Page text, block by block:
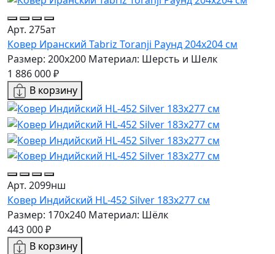
Арт. 275ат
Ковер Иранский Tabriz Toranji Раунд 204x204 см
Размер: 200x200 Материал: Шерсть и Шелк
1 886 000 ₽
В корзину
Арт. 2099нш
Ковер Индийский HL-452 Silver 183x277 см
Размер: 170x240 Материал: Шёлк
443 000 ₽
В корзину